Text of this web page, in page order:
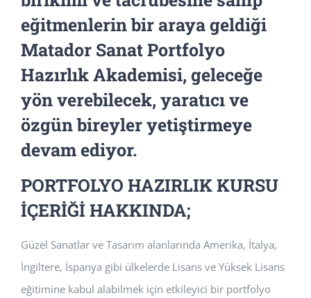
eğitmenlerin bir araya geldiği
Matador Sanat Portfolyo
Hazırlık Akademisi, geleceğe
yön verebilecek, yaratıcı ve
özgün bireyler yetiştirmeye
devam ediyor.
PORTFOLYO HAZIRLIK KURSU
İÇERİĞİ HAKKINDA;
Güzel Sanatlar ve Tasarım alanlarında Amerika, İtalya,
İngiltere, İspanya gibi ülkelerde Lisans ve Yüksek Lisans
eğitimine kabul alabilmek için etkileyici bir portfolyo